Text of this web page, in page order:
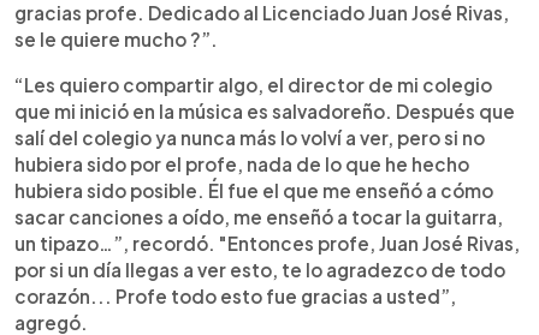
gracias profe. Dedicado al Licenciado Juan José Rivas,
se le quiere mucho ?”.
“Les quiero compartir algo, el director de mi colegio
que mi inició en la música es salvadoreño. Después que
salí del colegio ya nunca más lo volví a ver, pero si no
hubiera sido por el profe, nada de lo que he hecho
hubiera sido posible. Él fue el que me enseñó a cómo
sacar canciones a oído, me enseñó a tocar la guitarra,
un tipazo…”, recordó. "Entonces profe, Juan José Rivas,
por si un día llegas a ver esto, te lo agradezco de todo
corazón... Profe todo esto fue gracias a usted”,
agregó.